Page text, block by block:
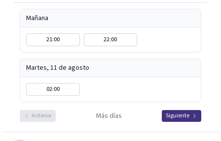
Mañana
21:00 22:00
Martes, 11 de agosto
02:00
Anterior Más días Siguiente